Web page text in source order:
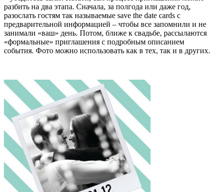
разбить на два этапа. Сначала, за полгода или даже год,
разослать гостям так называемые save the date cards с
предварительной информацией – чтобы все запомнили и не
занимали «ваш» день. Потом, ближе к свадьбе, рассылаются
«формальные» приглашения с подробным описанием
события. Фото можно использовать как в тех, так и в других.